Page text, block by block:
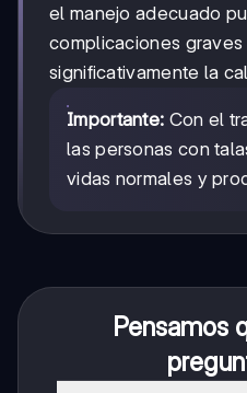
el manejo adecuado
complicaciones graves
significativamente la
Importante: Con el
las personas con
vidas normales y
Pensamos